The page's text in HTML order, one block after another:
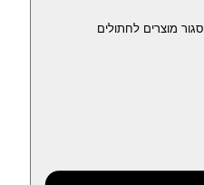
סגור מוצרים לחתולים